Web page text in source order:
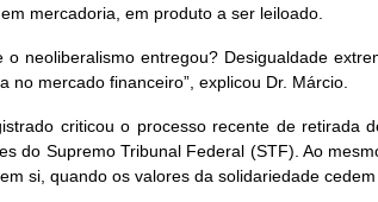
mercadoria, em produto a ser leiloado.
o neoliberalismo entregou? Desigualdade
no mercado financeiro”, explicou Dr. Márcio.
criticou o processo recente de retirada
do Supremo Tribunal Federal (STF). Ao
si, quando os valores da solidariedade